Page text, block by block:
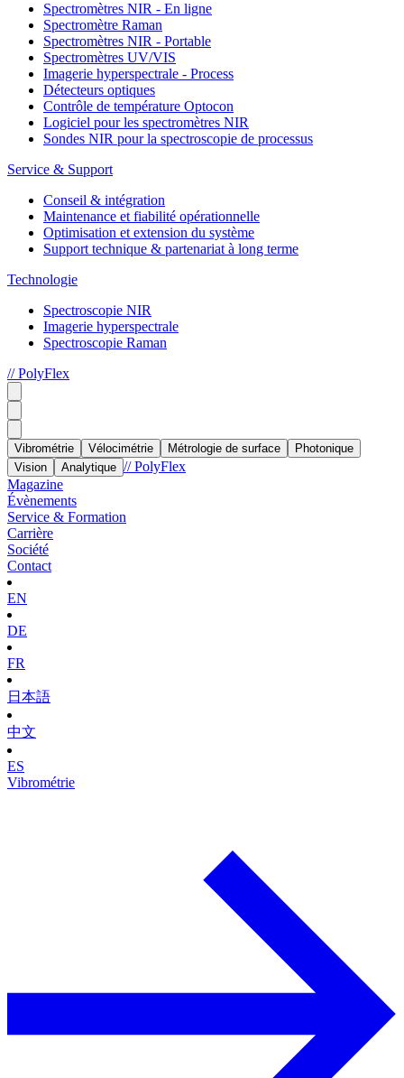
Spectromètres NIR - En ligne
Spectromètre Raman
Spectromètres NIR - Portable
Spectromètres UV/VIS
Imagerie hyperspectrale - Process
Détecteurs optiques
Contrôle de température Optocon
Logiciel pour les spectromètres NIR
Sondes NIR pour la spectroscopie de processus
Service & Support
Conseil & intégration
Maintenance et fiabilité opérationnelle
Optimisation et extension du système
Support technique & partenariat à long terme
Technologie
Spectroscopie NIR
Imagerie hyperspectrale
Spectroscopie Raman
// PolyFlex
Vibrométrie Vélocimétrie Métrologie de surface
Photonique
Vision
Analytique // PolyFlex
Magazine
Évènements
Service & Formation
Carrière
Société
Contact
EN
DE
FR
日本語
中文
ES
Vibrométrie